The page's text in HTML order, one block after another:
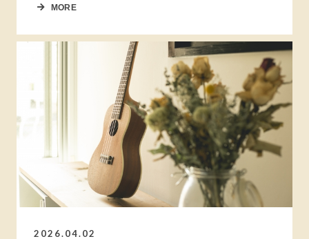
MORE
2026.04.02